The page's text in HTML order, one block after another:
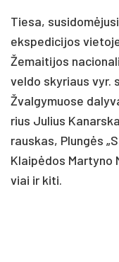
Tie­sa,
eks­pe­di­ci­jos
Že­mai­ti­jos
vel­do sky­riaus vyr.
Žval­gy­muo­se
rius Ju­lius
raus­kas, Plun­gės
Klai­pė­dos
viai ir ki­ti.